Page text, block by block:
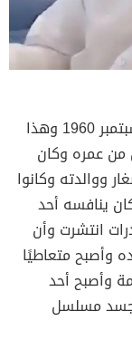
الصديق رشاش الشيباني العتيبي يوم 20 سبتمبر 1960 وهذا
من عمره وكان
ووالدته وكانوا
ينافسه أحد
انتشرت وأن
وأصبح متعاطيًا
وأصبح أحد
جسد مسلسل